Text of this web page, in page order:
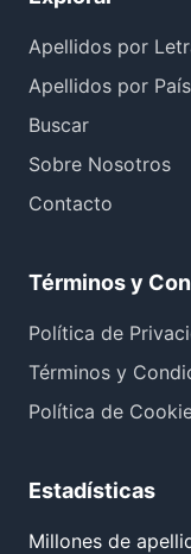
Apellidos por
Apellidos por País
Buscar
Sobre Nosotros
Contacto
Términos y
Política de
Términos y
Política de
Estadísticas
Millones de